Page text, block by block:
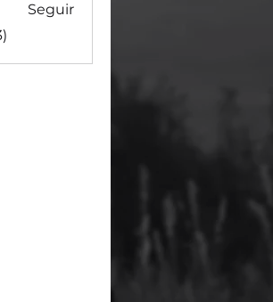
Seguir